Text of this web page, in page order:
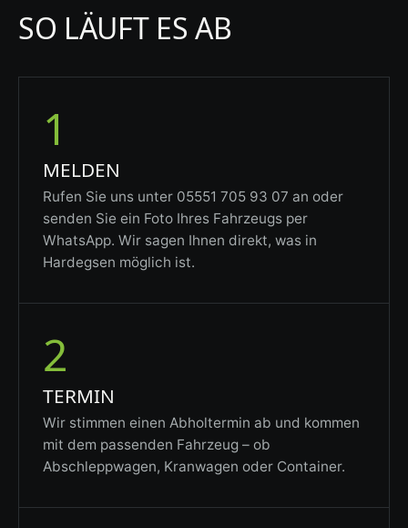
SO LÄUFT ES AB
1
MELDEN
Rufen Sie uns unter 05551 705 93 07 an oder
senden Sie ein Foto Ihres Fahrzeugs per
WhatsApp. Wir sagen Ihnen direkt, was in
Hardegsen möglich ist.
2
TERMIN
Wir stimmen einen Abholtermin ab und kommen
mit dem passenden Fahrzeug – ob
Abschleppwagen, Kranwagen oder Container.